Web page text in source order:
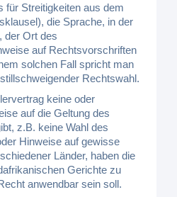
für Streitigkeiten aus dem
die Sprache, in der
der Ort des
auf Rechtsvorschriften
solchen Fall spricht man
Rechtswahl.
keine oder
auf die Geltung des
z.B. keine Wahl des
Hinweise auf gewisse
Länder, haben die
Gerichte zu
anwendbar sein soll.